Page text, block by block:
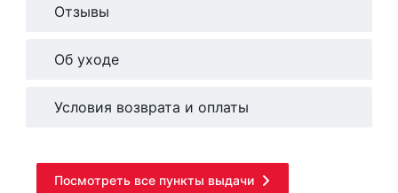
Отзывы
Об уходе
Условия возврата и оплаты
Посмотреть все пункты выдачи